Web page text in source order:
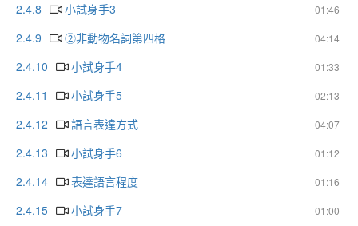
2.4.8
01:46
小試身手3
2.4.9
04:14
②非動物名詞第四格
2.4.10
01:33
小試身手4
2.4.11
02:13
小試身手5
2.4.12
04:07
語言表達方式
2.4.13
01:12
小試身手6
2.4.14
01:16
表達語言程度
2.4.15
01:00
小試身手7